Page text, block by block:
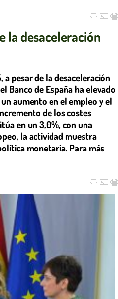
la desaceleración
pesar de la desaceleración
Banco de España ha elevado
aumento en el empleo y el
de los costes
en un 3,0%, con una
la actividad muestra
monetaria. Para más